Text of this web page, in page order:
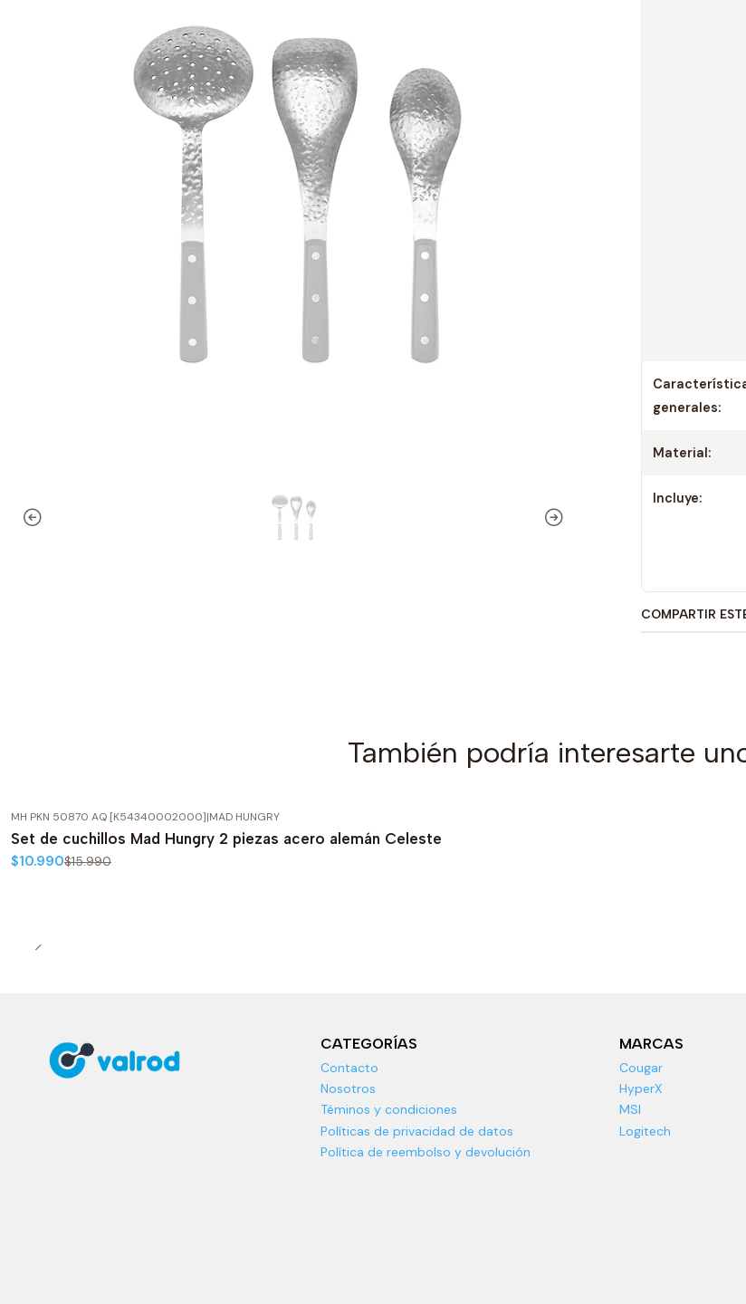
generales:
Material:
Incluye:
COMPARTIR
También podría interesarte
MH PKN 50870 AQ [K54340002000]|MAD HUNGRY
Set de cuchillos Mad Hungry 2 piezas acero alemán Celeste
$10.990$15.990
CATEGORÍAS
Contacto
Nosotros
Téminos y condiciones
Políticas de privacidad de datos
Política de reembolso y devolución
MARCAS
Cougar
HyperX
MSI
Logitech